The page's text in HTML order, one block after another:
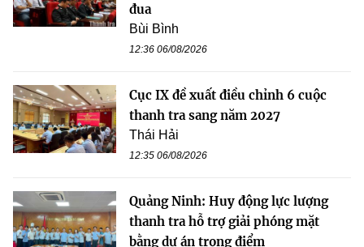
đua
Bùi Bình
12:36 06/08/2026
Cục IX đề xuất điều chỉnh 6 cuộc
thanh tra sang năm 2027
Thái Hải
12:35 06/08/2026
Quảng Ninh: Huy động lực lượng
thanh tra hỗ trợ giải phóng mặt
bằng dự án trọng điểm